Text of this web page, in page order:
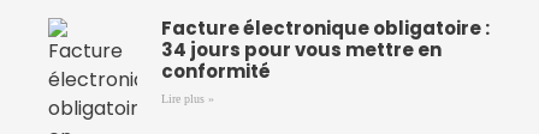
Facture électronique obligatoire :
34 jours pour vous mettre en
conformité
Lire plus »